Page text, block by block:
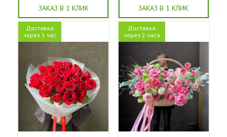
ЗАКАЗ В 1 КЛИК ЗАКАЗ В 1 КЛИК
Доставка
через 1 час
Доставка
через 2 часа